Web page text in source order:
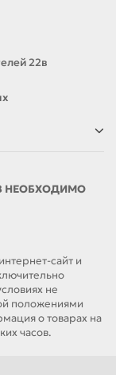
22в
НЕОБХОДИМО
сайт и
не
положениями
о товарах на
часов.